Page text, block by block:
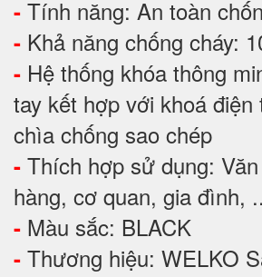
- Tính năng: An toàn
- Khả năng chống cháy:
- Hệ thống khóa thông
tay kết hợp với khoá
chìa chống sao chép
- Thích hợp sử dụng:
hàng, cơ quan, gia đình,
- Màu sắc: BLACK
- Thương hiệu: WELKO